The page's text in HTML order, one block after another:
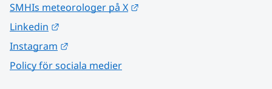
SMHIs meteorologer på X
Linkedin
Instagram
Policy för sociala medier